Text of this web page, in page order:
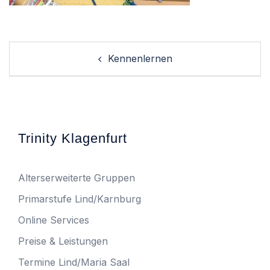
Kennenlernen
Trinity Klagenfurt
Alterserweiterte Gruppen
Primarstufe Lind/Karnburg
Online Services
Preise & Leistungen
Termine Lind/Maria Saal